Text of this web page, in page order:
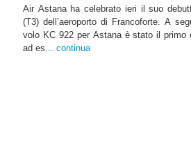
Air Astana ha celebrato ieri il suo
(T3) dell’aeroporto di Francoforte. A
volo KC 922 per Astana è stato il primo
ad es... continua